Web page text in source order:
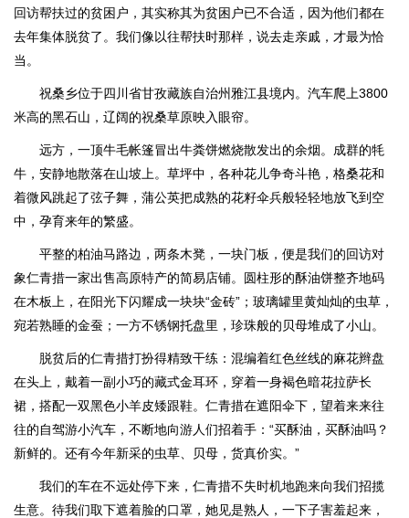
回访帮扶过的贫困户，其实称其为贫困户已不合适，因为他们都在
去年集体脱贫了。我们像以往帮扶时那样，说去走亲戚，才最为恰
当。
祝桑乡位于四川省甘孜藏族自治州雅江县境内。汽车爬上3800
米高的黑石山，辽阔的祝桑草原映入眼帘。
远方，一顶牛毛帐篷冒出牛粪饼燃烧散发出的余烟。成群的牦
牛，安静地散落在山坡上。草坪中，各种花儿争奇斗艳，格桑花和
着微风跳起了弦子舞，蒲公英把成熟的花籽伞兵般轻轻地放飞到空
中，孕育来年的繁盛。
平整的柏油马路边，两条木凳，一块门板，便是我们的回访对
象仁青措一家出售高原特产的简易店铺。圆柱形的酥油饼整齐地码
在木板上，在阳光下闪耀成一块块“金砖”；玻璃罐里黄灿灿的虫草，
宛若熟睡的金蚕；一方不锈钢托盘里，珍珠般的贝母堆成了小山。
脱贫后的仁青措打扮得精致干练：混编着红色丝线的麻花辫盘
在头上，戴着一副小巧的藏式金耳环，穿着一身褐色暗花拉萨长
裙，搭配一双黑色小羊皮矮跟鞋。仁青措在遮阳伞下，望着来来往
往的自驾游小汽车，不断地向游人们招着手：“买酥油，买酥油吗？
新鲜的。还有今年新采的虫草、贝母，货真价实。”
我们的车在不远处停下来，仁青措不失时机地跑来向我们招揽
生意。待我们取下遮着脸的口罩，她见是熟人，一下子害羞起来，